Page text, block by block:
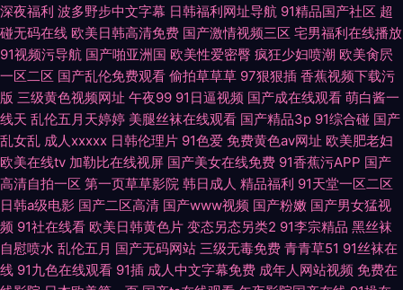
深夜福利 波多野步中文字幕 日韩福利网址导航 91精品国产社区 超
碰无码在线 欧美日韩高清免费 国产激情视频三区 宅男福利在线播放
91视频污导航 国产啪亚洲国 欧美性爱密臀 疯狂少妇喷潮 欧美肏屄
一区二区 国产乱伦免费观看 偷拍草草草 97狠狠插 香蕉视频下载污
版 三级黄色视频网址 午夜99 91日逼视频 国产成在线观看 萌白酱一
线天 乱伦五月天婷婷 美腿丝袜在线观看 国产精品3p 91综合碰 国产
乱女乱 成人xxxxx 日韩伦理片 91色爱 免费黄色av网址 欧美肥老妇
欧美在线tv 加勒比在线视屏 国产美女在线免费 91香蕉污APP 国产
高清自拍一区 第一页草草影院 韩日成人 精品福利 91天堂一区二区
日韩a级电影 国产二区高清 国产www视频 国产粉嫩 国产男女猛视
频 91社在线看 欧美日韩黄色片 变态另态另类2 91李宗精品 黑丝袜
自慰喷水 乱伦五月 国产无码网站 三级无毒免费 青青草51 91丝袜在
线 91九色在线观看 91插 成人中文字幕免费 成年人网站视频 免费在